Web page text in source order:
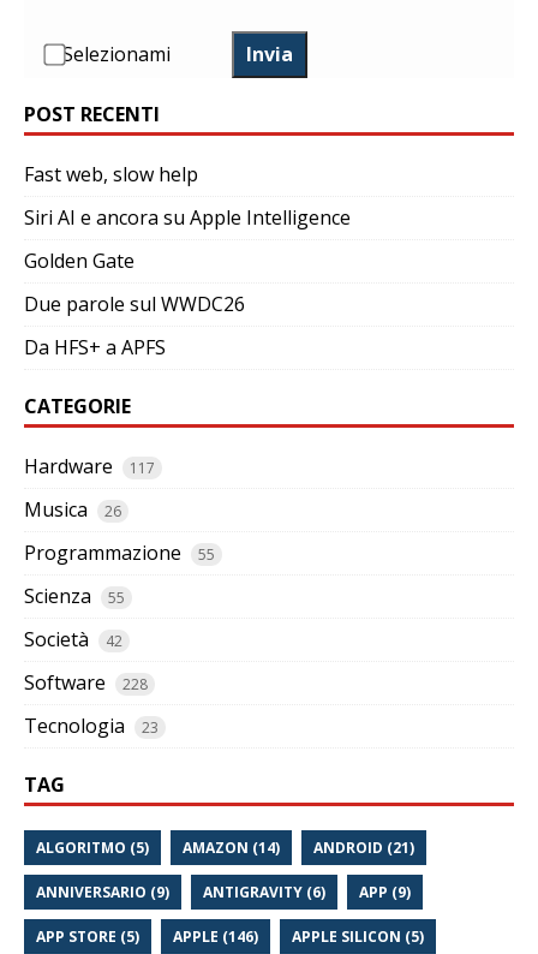
Selezionami Invia
POST RECENTI
Fast web, slow help
Siri AI e ancora su Apple Intelligence
Golden Gate
Due parole sul WWDC26
Da HFS+ a APFS
CATEGORIE
Hardware 117
Musica 26
Programmazione 55
Scienza 55
Società 42
Software 228
Tecnologia 23
TAG
ALGORITMO (5) AMAZON (14) ANDROID (21)
ANNIVERSARIO (9) ANTIGRAVITY (6) APP (9)
APP STORE (5) APPLE (146) APPLE SILICON (5)